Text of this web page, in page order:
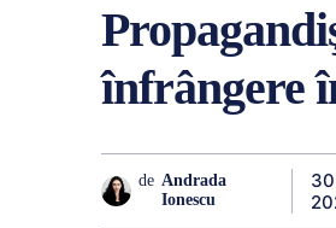
înfrângere
de Andrada
Ionescu